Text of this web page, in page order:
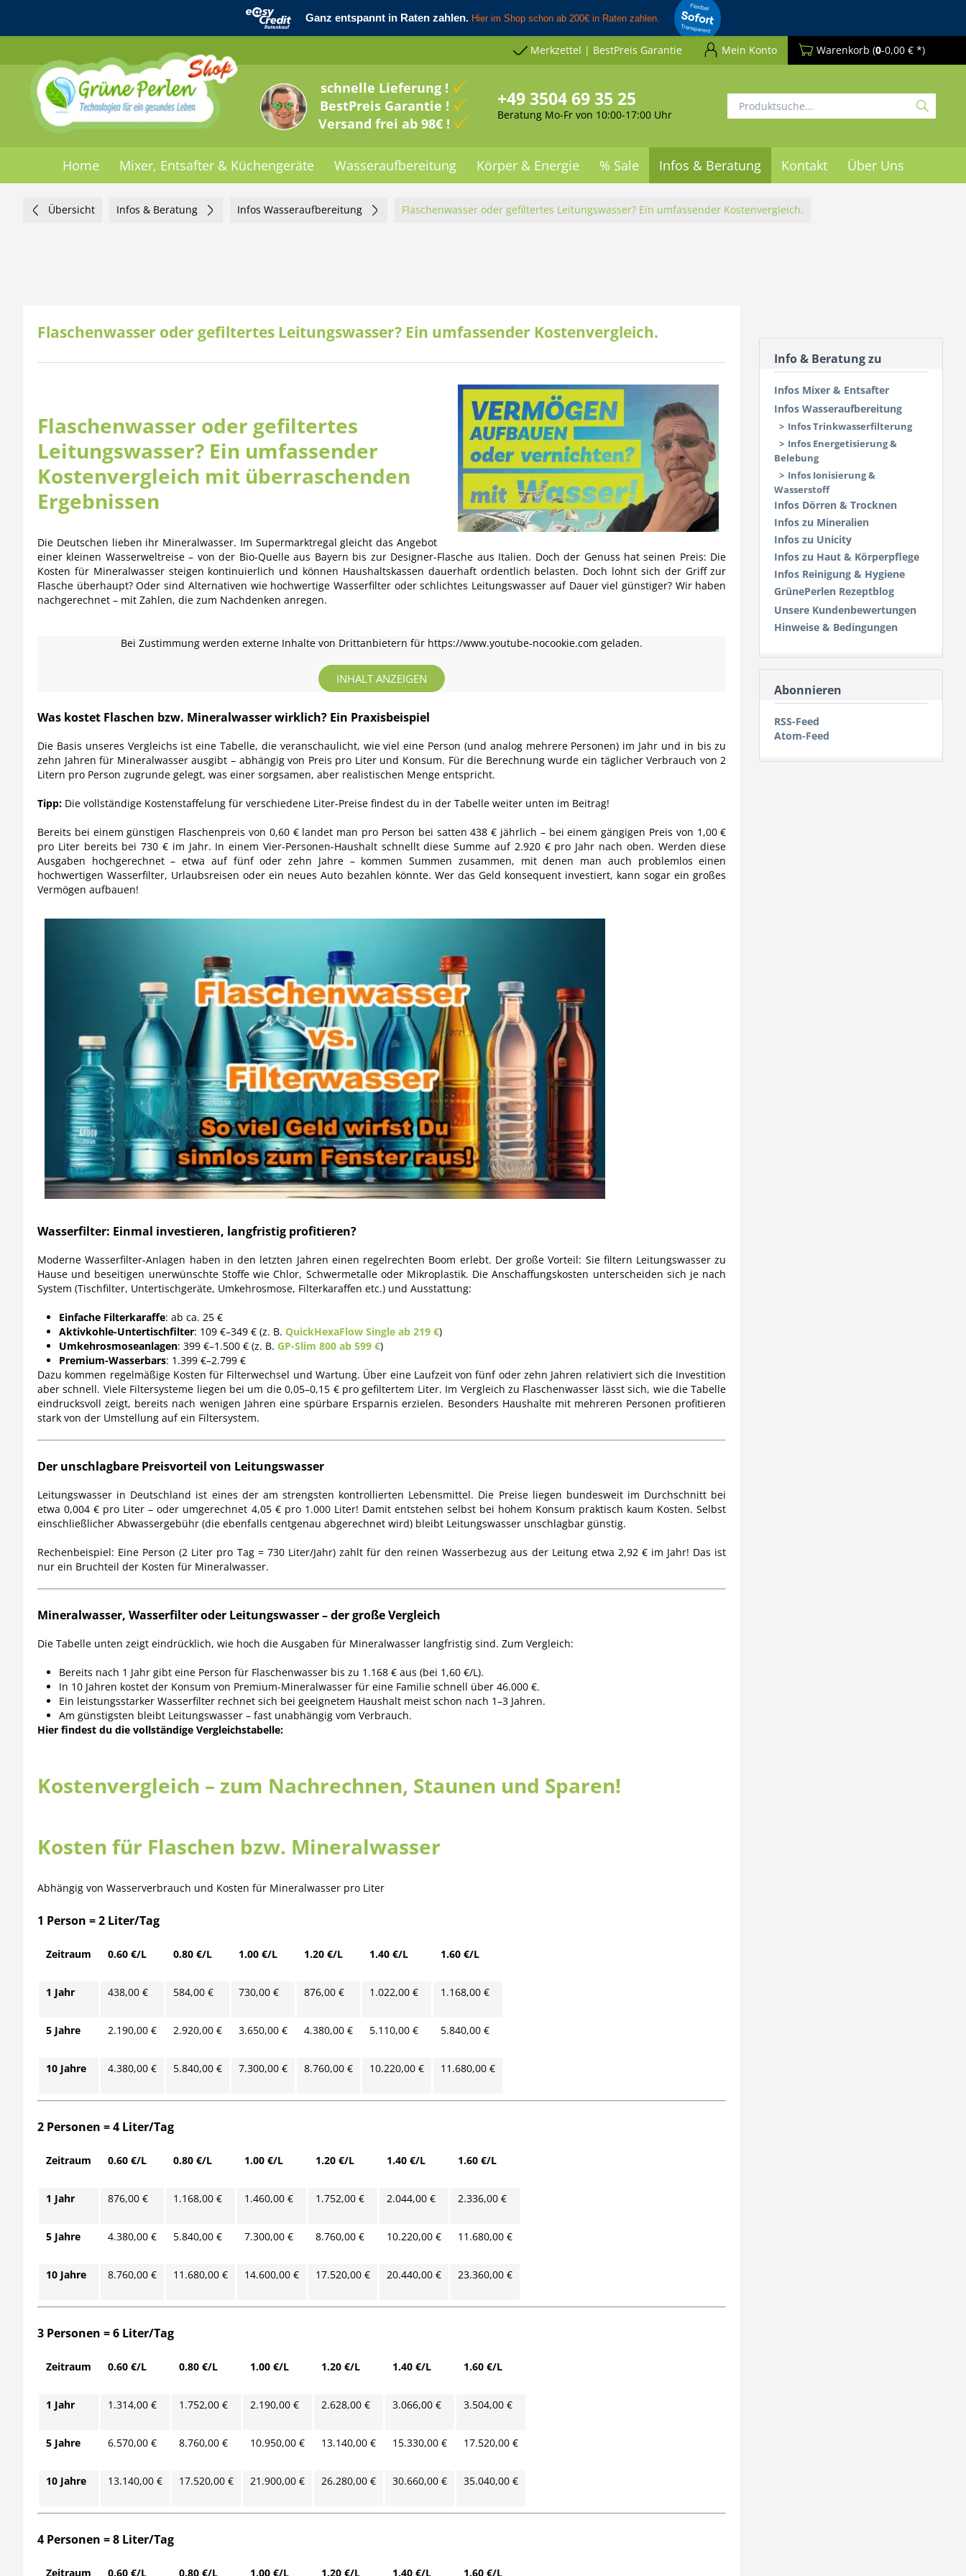
Merkzettel | BestPreis Garantie Mein Konto Warenkorb (0-0,00 € *)
schnelle Lieferung !
BestPreis Garantie !
Versand frei ab 98€ !
+49 3504 69 35 25
Beratung Mo-Fr von 10:00-17:00 Uhr
Home Mixer, Entsafter & Küchengeräte Wasseraufbereitung Körper & Energie % Sale Infos & Beratung Kontakt Über Uns
Übersicht Infos & Beratung Infos Wasseraufbereitung Flaschenwasser oder gefiltertes Leitungswasser? Ein umfassender Kostenvergleich.
Info & Beratung zu
Infos Mixer & Entsafter
Infos Wasseraufbereitung
Infos Trinkwasserfilterung
Infos Energetisierung &
Belebung
Infos Ionisierung &
Wasserstoff
Infos Dörren & Trocknen
Infos zu Mineralien
Infos zu Unicity
Infos zu Haut & Körperpflege
Infos Reinigung & Hygiene
GrünePerlen Rezeptblog
Unsere Kundenbewertungen
Hinweise & Bedingungen
Abonnieren
RSS-Feed
Atom-Feed
Flaschenwasser oder gefiltertes Leitungswasser? Ein umfassender Kostenvergleich.
Flaschenwasser oder gefiltertes
Leitungswasser? Ein umfassender
Kostenvergleich mit überraschenden
Ergebnissen
Die Deutschen lieben ihr Mineralwasser. Im Supermarktregal gleicht das Angebot
einer kleinen Wasserweltreise – von der Bio-Quelle aus Bayern bis zur Designer-Flasche aus Italien. Doch der Genuss hat seinen Preis: Die
Kosten für Mineralwasser steigen kontinuierlich und können Haushaltskassen dauerhaft ordentlich belasten. Doch lohnt sich der Griff zur
Flasche überhaupt? Oder sind Alternativen wie hochwertige Wasserfilter oder schlichtes Leitungswasser auf Dauer viel günstiger? Wir haben
nachgerechnet – mit Zahlen, die zum Nachdenken anregen.
Bei Zustimmung werden externe Inhalte von Drittanbietern für https://www.youtube-nocookie.com geladen.
INHALT ANZEIGEN
Was kostet Flaschen bzw. Mineralwasser wirklich? Ein Praxisbeispiel
Die Basis unseres Vergleichs ist eine Tabelle, die veranschaulicht, wie viel eine Person (und analog mehrere Personen) im Jahr und in bis zu
zehn Jahren für Mineralwasser ausgibt – abhängig von Preis pro Liter und Konsum. Für die Berechnung wurde ein täglicher Verbrauch von 2
Litern pro Person zugrunde gelegt, was einer sorgsamen, aber realistischen Menge entspricht.
Tipp: Die vollständige Kostenstaffelung für verschiedene Liter-Preise findest du in der Tabelle weiter unten im Beitrag!
Bereits bei einem günstigen Flaschenpreis von 0,60 € landet man pro Person bei satten 438 € jährlich – bei einem gängigen Preis von 1,00 €
pro Liter bereits bei 730 € im Jahr. In einem Vier-Personen-Haushalt schnellt diese Summe auf 2.920 € pro Jahr nach oben. Werden diese
Ausgaben hochgerechnet – etwa auf fünf oder zehn Jahre – kommen Summen zusammen, mit denen man auch problemlos einen
hochwertigen Wasserfilter, Urlaubsreisen oder ein neues Auto bezahlen könnte. Wer das Geld konsequent investiert, kann sogar ein großes
Vermögen aufbauen!
Wasserfilter: Einmal investieren, langfristig profitieren?
Moderne Wasserfilter-Anlagen haben in den letzten Jahren einen regelrechten Boom erlebt. Der große Vorteil: Sie filtern Leitungswasser zu
Hause und beseitigen unerwünschte Stoffe wie Chlor, Schwermetalle oder Mikroplastik. Die Anschaffungskosten unterscheiden sich je nach
System (Tischfilter, Untertischgeräte, Umkehrosmose, Filterkaraffen etc.) und Ausstattung:
Einfache Filterkaraffe: ab ca. 25 €
Aktivkohle-Untertischfilter: 109 €–349 € (z. B. QuickHexaFlow Single ab 219 €)
Umkehrosmoseanlagen: 399 €–1.500 € (z. B. GP-Slim 800 ab 599 €)
Premium-Wasserbars: 1.399 €–2.799 €
Dazu kommen regelmäßige Kosten für Filterwechsel und Wartung. Über eine Laufzeit von fünf oder zehn Jahren relativiert sich die Investition
aber schnell. Viele Filtersysteme liegen bei um die 0,05–0,15 € pro gefiltertem Liter. Im Vergleich zu Flaschenwasser lässt sich, wie die Tabelle
eindrucksvoll zeigt, bereits nach wenigen Jahren eine spürbare Ersparnis erzielen. Besonders Haushalte mit mehreren Personen profitieren
stark von der Umstellung auf ein Filtersystem.
Der unschlagbare Preisvorteil von Leitungswasser
Leitungswasser in Deutschland ist eines der am strengsten kontrollierten Lebensmittel. Die Preise liegen bundesweit im Durchschnitt bei
etwa 0,004 € pro Liter – oder umgerechnet 4,05 € pro 1.000 Liter! Damit entstehen selbst bei hohem Konsum praktisch kaum Kosten. Selbst
einschließlicher Abwassergebühr (die ebenfalls centgenau abgerechnet wird) bleibt Leitungswasser unschlagbar günstig.
Rechenbeispiel: Eine Person (2 Liter pro Tag = 730 Liter/Jahr) zahlt für den reinen Wasserbezug aus der Leitung etwa 2,92 € im Jahr! Das ist
nur ein Bruchteil der Kosten für Mineralwasser.
Mineralwasser, Wasserfilter oder Leitungswasser – der große Vergleich
Die Tabelle unten zeigt eindrücklich, wie hoch die Ausgaben für Mineralwasser langfristig sind. Zum Vergleich:
Bereits nach 1 Jahr gibt eine Person für Flaschenwasser bis zu 1.168 € aus (bei 1,60 €/L).
In 10 Jahren kostet der Konsum von Premium-Mineralwasser für eine Familie schnell über 46.000 €.
Ein leistungsstarker Wasserfilter rechnet sich bei geeignetem Haushalt meist schon nach 1–3 Jahren.
Am günstigsten bleibt Leitungswasser – fast unabhängig vom Verbrauch.
Hier findest du die vollständige Vergleichstabelle:
Kostenvergleich – zum Nachrechnen, Staunen und Sparen!
Kosten für Flaschen bzw. Mineralwasser
Abhängig von Wasserverbrauch und Kosten für Mineralwasser pro Liter
1 Person = 2 Liter/Tag
Zeitraum 0.60 €/L 0.80 €/L 1.00 €/L 1.20 €/L 1.40 €/L 1.60 €/L
1 Jahr 438,00 € 584,00 € 730,00 € 876,00 € 1.022,00 € 1.168,00 €
5 Jahre 2.190,00 € 2.920,00 € 3.650,00 € 4.380,00 € 5.110,00 € 5.840,00 €
10 Jahre 4.380,00 € 5.840,00 € 7.300,00 € 8.760,00 € 10.220,00 € 11.680,00 €
2 Personen = 4 Liter/Tag
Zeitraum 0.60 €/L 0.80 €/L 1.00 €/L 1.20 €/L 1.40 €/L 1.60 €/L
1 Jahr 876,00 € 1.168,00 € 1.460,00 € 1.752,00 € 2.044,00 € 2.336,00 €
5 Jahre 4.380,00 € 5.840,00 € 7.300,00 € 8.760,00 € 10.220,00 € 11.680,00 €
10 Jahre 8.760,00 € 11.680,00 € 14.600,00 € 17.520,00 € 20.440,00 € 23.360,00 €
3 Personen = 6 Liter/Tag
Zeitraum 0.60 €/L 0.80 €/L 1.00 €/L 1.20 €/L 1.40 €/L 1.60 €/L
1 Jahr 1.314,00 € 1.752,00 € 2.190,00 € 2.628,00 € 3.066,00 € 3.504,00 €
5 Jahre 6.570,00 € 8.760,00 € 10.950,00 € 13.140,00 € 15.330,00 € 17.520,00 €
10 Jahre 13.140,00 € 17.520,00 € 21.900,00 € 26.280,00 € 30.660,00 € 35.040,00 €
4 Personen = 8 Liter/Tag
Zeitraum 0.60 €/L 0.80 €/L 1.00 €/L 1.20 €/L 1.40 €/L 1.60 €/L